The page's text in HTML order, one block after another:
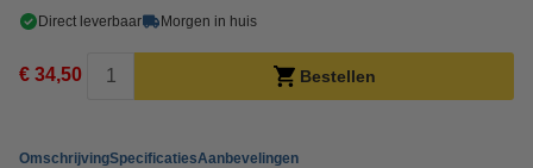
Direct leverbaar Morgen in huis
€ 34,50 Bestellen
OmschrijvingSpecificatiesAanbevelingen